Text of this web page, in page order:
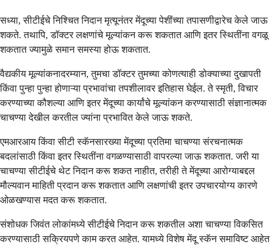
सध्या, सीटीईचे निश्चित निदान मृत्यूनंतर मेंदूच्या पेशींच्या तपासणीद्वारेच केले जाऊ
शकते. तथापि, डॉक्टर लक्षणांचे मूल्यांकन करू शकतात आणि इतर स्थितींना वगळू
शकतात ज्यामुळे समान समस्या होऊ शकतात.
वैद्यकीय मूल्यांकनादरम्यान, तुमचा डॉक्टर तुमच्या कोणत्याही डोक्याच्या दुखापती
किंवा पुन्हा पुन्हा होणाऱ्या प्रभावांचा तपशीलावर इतिहास घेईल. ते स्मृती, विचार
करण्याच्या कौशल्या आणि इतर मेंदूच्या कार्यांचे मूल्यांकन करण्यासाठी संज्ञानात्मक
चाचण्या देखील करतील ज्यांना प्रभावित केले जाऊ शकते.
एमआरआय किंवा सीटी स्कॅनसारख्या मेंदूच्या प्रतिमा चाचण्या संरचनात्मक
बदलांसाठी किंवा इतर स्थितींना वगळण्यासाठी वापरल्या जाऊ शकतात. जरी या
चाचण्या सीटीईचे थेट निदान करू शकत नाहीत, तरीही ते मेंदूच्या आरोग्याबद्दल
मौल्यवान माहिती प्रदान करू शकतात आणि लक्षणांची इतर उपचारयोग्य कारणे
ओळखण्यास मदत करू शकतात.
संशोधक जिवंत लोकांमध्ये सीटीईचे निदान करू शकतील अशा चाचण्या विकसित
करण्यासाठी सक्रियपणे काम करत आहेत. यामध्ये विशेष मेंदू स्कॅन समाविष्ट आहेत